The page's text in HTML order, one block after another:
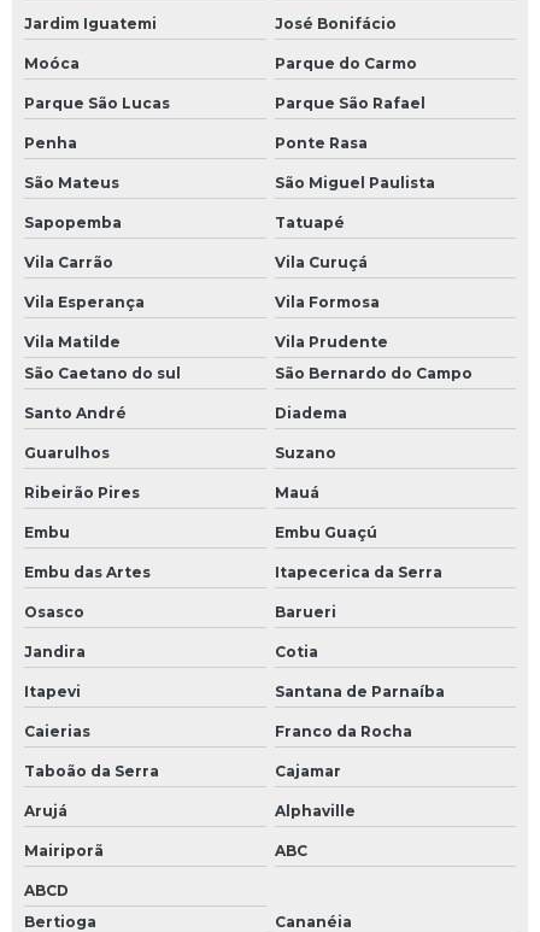
Jardim Iguatemi José Bonifácio
Moóca Parque do Carmo
Parque São Lucas Parque São Rafael
Penha Ponte Rasa
São Mateus São Miguel Paulista
Sapopemba Tatuapé
Vila Carrão Vila Curuçá
Vila Esperança Vila Formosa
Vila Matilde
Vila Prudente
São Caetano do sul
São Bernardo do Campo
Santo André Diadema
Guarulhos Suzano
Ribeirão Pires Mauá
Embu Embu Guaçú
Embu das Artes Itapecerica da Serra
Osasco Barueri
Jandira Cotia
Itapevi Santana de Parnaíba
Caierias Franco da Rocha
Taboão da Serra Cajamar
Arujá Alphaville
Mairiporã ABC
ABCD
Bertioga
Cananéia